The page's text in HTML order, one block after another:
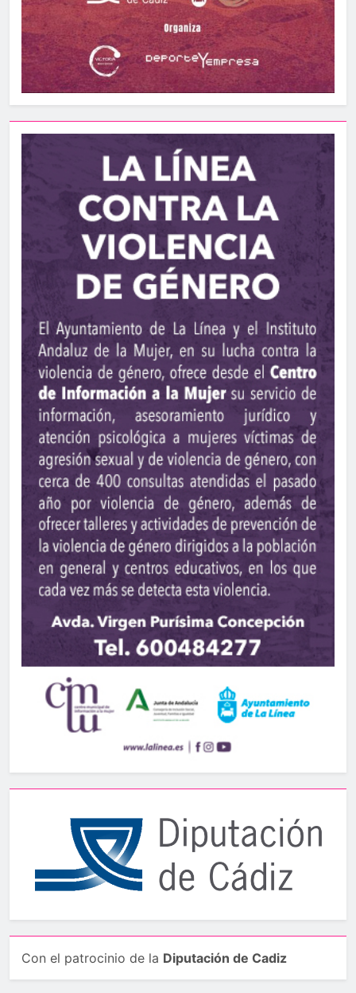
Con el patrocinio de la Diputación de Cadiz